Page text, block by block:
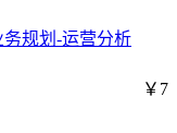
规划-运营分析
￥7